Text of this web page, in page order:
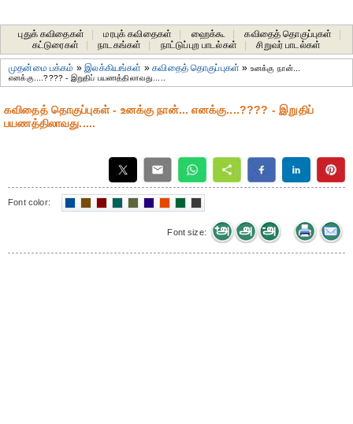
புதுக் கவிதைகள் மரபுக் கவிதைகள் ஹைக்கூ கவிதைத் தொகுப்புகள்
கட்டுரைகள்
நாடகங்கள் நாட்டுப்புற பாடல்கள் சிறுவர் பாடல்கள்
முதன்மை பக்கம் »இலக்கியங்கள் »கவிதைத் தொகுப்புகள் » உனக்கு நான்...
எனக்கு....???? - இறுதிப் பயணத்திலாவது.....
கவிதைத் தொகுப்புகள் - உனக்கு நான்... எனக்கு....???? - இறுதிப்
பயணத்திலாவது.....
Font color:
Font size: